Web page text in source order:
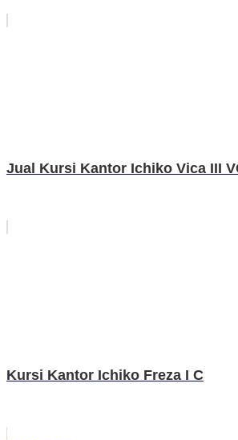
Jual Kursi Kantor Ichiko Vica III
Kursi Kantor Ichiko Freza I C